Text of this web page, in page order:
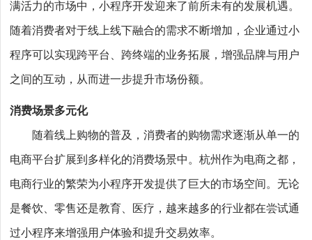
满活力的市场中，小程序开发迎来了前所未有的发展机遇。
随着消费者对于线上线下融合的需求不断增加，企业通过小
程序可以实现跨平台、跨终端的业务拓展，增强品牌与用户
之间的互动，从而进一步提升市场份额。
消费场景多元化
随着线上购物的普及，消费者的购物需求逐渐从单一的
电商平台扩展到多样化的消费场景中。杭州作为电商之都，
电商行业的繁荣为小程序开发提供了巨大的市场空间。无论
是餐饮、零售还是教育、医疗，越来越多的行业都在尝试通
过小程序来增强用户体验和提升交易效率。